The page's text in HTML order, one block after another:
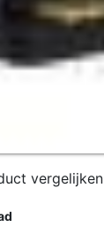
vergelijken